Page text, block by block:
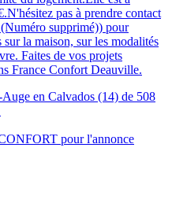
pas à prendre contact
supprimé)) pour
la maison, sur les modalités
Faites de vos projets
France Confort Deauville.